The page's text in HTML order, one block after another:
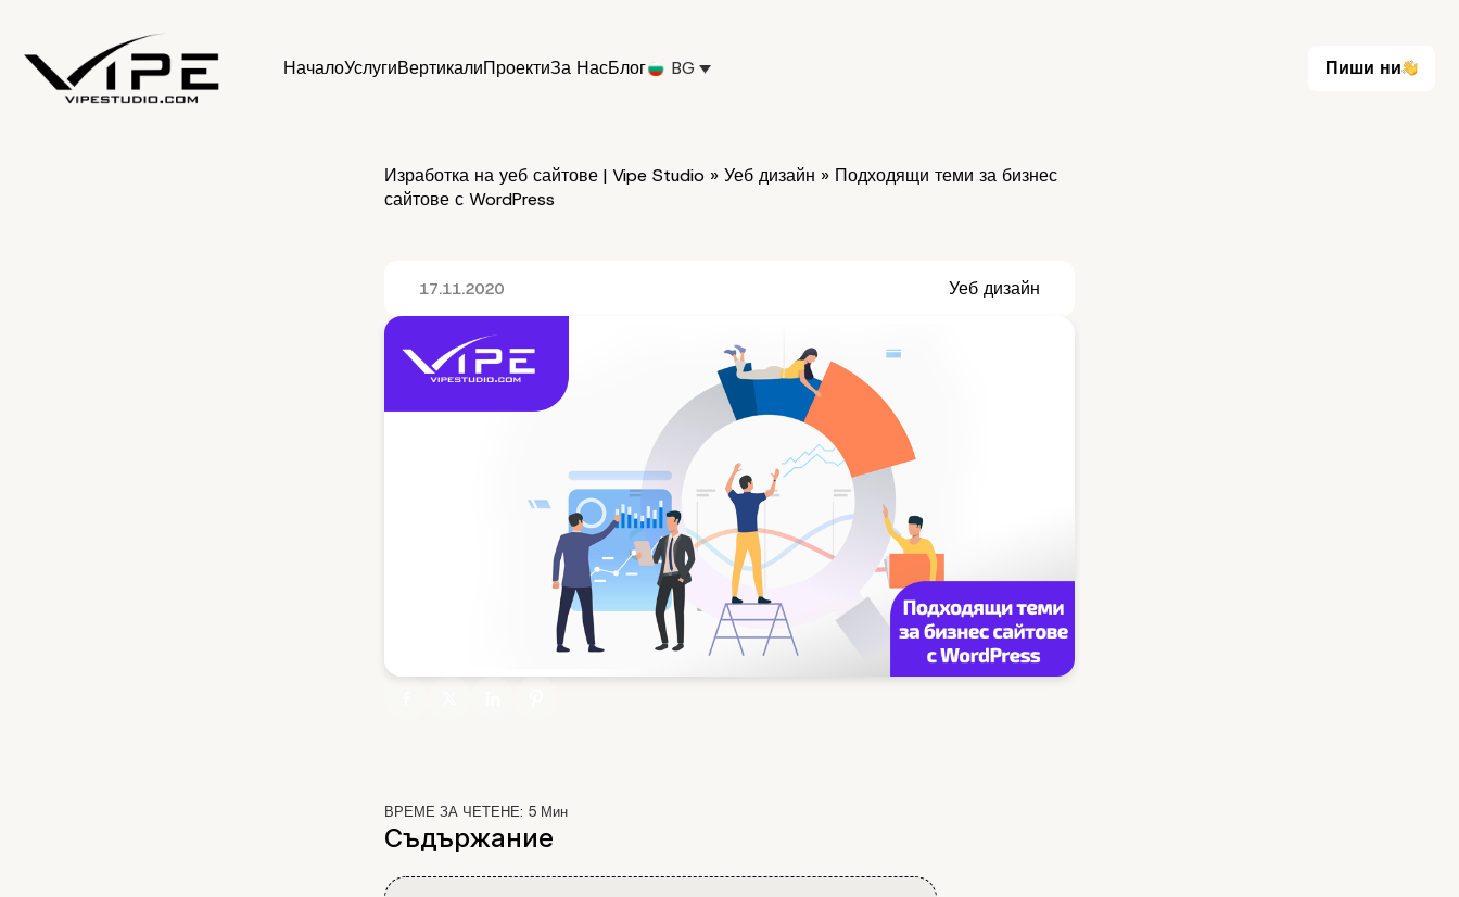
НачалоУслугиВертикалиПроектиЗа НасБлог BG
Пиши ни
Изработка на уеб сайтове | Vipe Studio » Уеб дизайн » Подходящи теми за бизнес
сайтове с WordPress
17.11.2020 Уеб дизайн
ВРЕМЕ ЗА ЧЕТЕНЕ: 5 Мин
Съдържание